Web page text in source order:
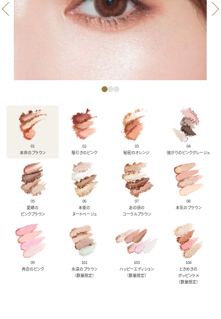
01
本命のブラウン
02
駆引きのピンク
03
秘密のオレンジ
04
強がりのピンクグレージュ
05
愛嬌の
ピンクブラウン
06
本能の
ヌードベージュ
07
あの頃の
コーラルブラウン
08
本気のブラウン
09
再会のピンク
101
永遠のブラウン
（数量限定）
103
ハッピーエディション
（数量限定）
104
ときめきの
ポッピンラメ
（数量限定）